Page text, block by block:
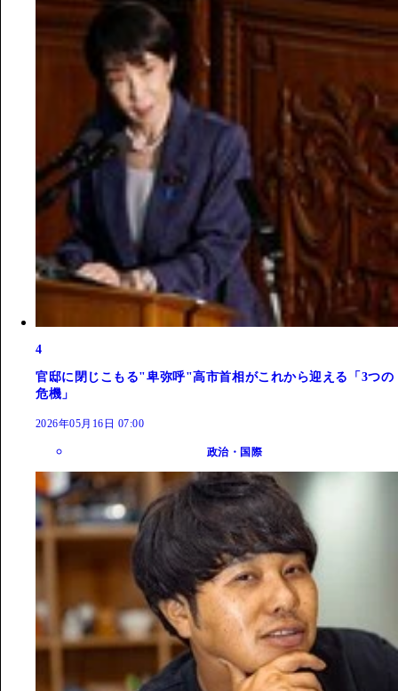
4
官邸に閉じこもる"卑弥呼"高市首相がこれから迎える「3つの
危機」
2026年05月16日 07:00
政治・国際